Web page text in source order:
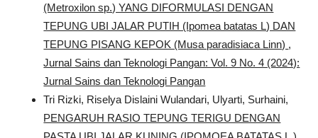
(Metroxilon sp.) YANG DIFORMULASI DENGAN
TEPUNG UBI JALAR PUTIH (Ipomea batatas L) DAN
TEPUNG PISANG KEPOK (Musa paradisiaca Linn) ,
Jurnal Sains dan Teknologi Pangan: Vol. 9 No. 4 (2024):
Jurnal Sains dan Teknologi Pangan
Tri Rizki, Riselya Dislaini Wulandari, Ulyarti, Surhaini,
PENGARUH RASIO TEPUNG TERIGU DENGAN